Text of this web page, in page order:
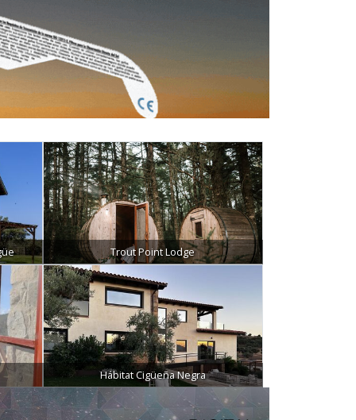
Trout Point Lodge
Hábitat Cigüeña Negra